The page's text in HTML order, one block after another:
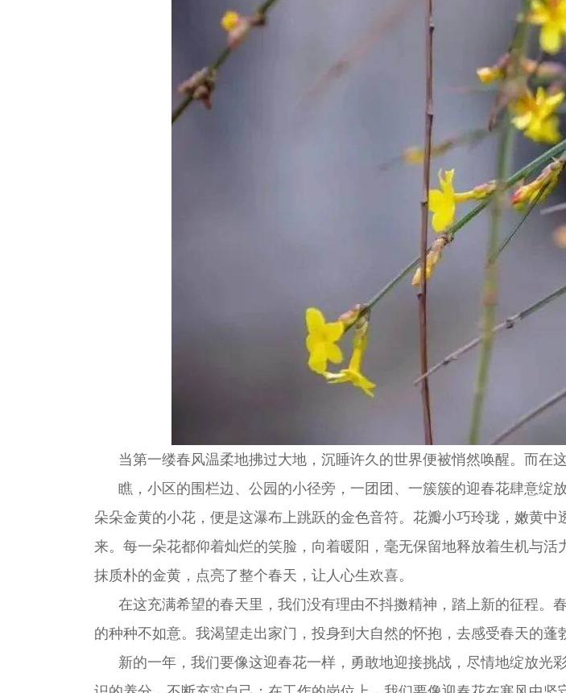
当第一缕春风温柔地拂过大地，沉睡许久的世界便被悄然唤醒。而在
瞧，小区的围栏边、公园的小径旁，一团团、一簇簇的迎春花肆意绽
朵朵金黄的小花，便是这瀑布上跳跃的金色音符。花瓣小巧玲珑，嫩黄
来。每一朵花都仰着灿烂的笑脸，向着暖阳，毫无保留地释放着生机与
抹质朴的金黄，点亮了整个春天，让人心生欢喜。
在这充满希望的春天里，我们没有理由不抖擞精神，踏上新的征程。
的种种不如意。我渴望走出家门，投身到大自然的怀抱，去感受春天的蓬
新的一年，我们要像这迎春花一样，勇敢地迎接挑战，尽情地绽放光